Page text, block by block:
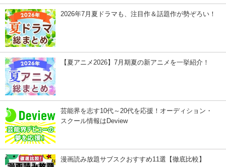
2026年7月夏ドラマも、注目作＆話題作が勢ぞろい！
【夏アニメ2026】7月期夏の新アニメを一挙紹介！
芸能界を志す10代～20代を応援！オーディション・
スクール情報はDeview
漫画読み放題サブスクおすすめ11選【徹底比較】